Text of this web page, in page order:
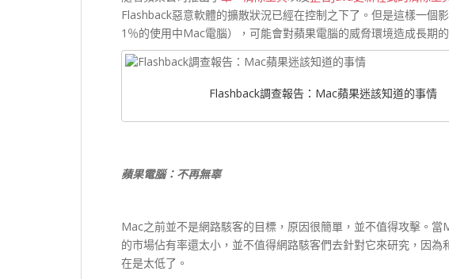
Flashback惡意軟體的擴散狀況已經在控制之下了。但是這樣一個
1％的使用中Mac電腦），可能會對蘋果電腦的威脅環境造成長期的
Flashback調查報告：Mac蘋果迷該知道的事情
蘋果電腦：不再無辜
Mac之前並不是網路駭客的目標，原因很簡單，並不值得攻擊。
的市場佔有率還太小，並不值得網路駭客們去針對它來研究，因
在是太低了。